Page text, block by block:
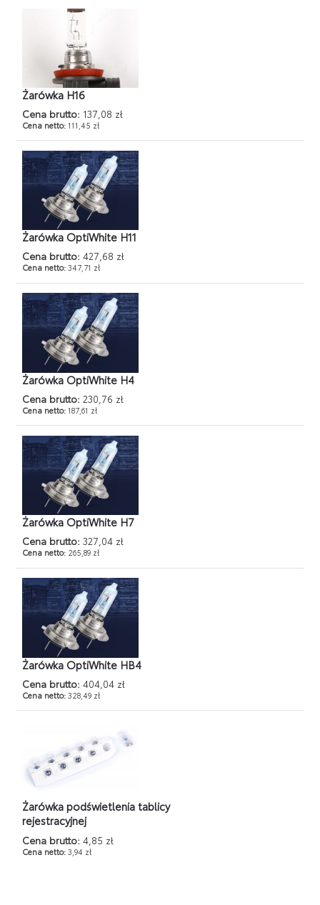
Żarówka H16
Cena brutto: 137,08 zł
Cena netto:111,45 zł
Żarówka OptiWhite H11
Cena brutto: 427,68 zł
Cena netto:347,71 zł
Żarówka OptiWhite H4
Cena brutto: 230,76 zł
Cena netto:187,61 zł
Żarówka OptiWhite H7
Cena brutto: 327,04 zł
Cena netto: 265,89 zł
Żarówka OptiWhite HB4
Cena brutto: 404,04 zł
Cena netto:328,49 zł
Żarówka podświetlenia tablicy
rejestracyjnej
Cena brutto: 4,85 zł
Cena netto:3,94 zł